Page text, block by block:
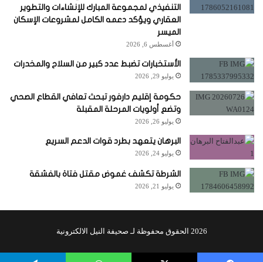
التنفيذي لمجموعة المبارك للإنشاءات والتطوير
العقاري ويؤكد دعمه الكامل لمشروعات الإسكان
الميسر
أغسطس 6, 2026
الأستخبارات تضبط عدد كبير من السلاح والمخدرات
يوليو 29, 2026
حكومة إقليم دارفور تبحث تعافي القطاع الصحي
وتضع أولويات المرحلة المقبلة
يوليو 26, 2026
البرهان يتعهد بطرد قوات الدعم السريع
يوليو 24, 2026
الشرطة تكشف غموض مقتل فتاة بالفشقة
يوليو 21, 2026
2026 الحقوق محفوظة لـ صحيفة النيل الالكترونية